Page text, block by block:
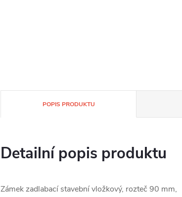
POPIS PRODUKTU
Detailní popis produktu
Zámek zadlabací stavební vložkový, rozteč 90 mm,